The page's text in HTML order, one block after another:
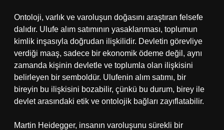
Ontoloji, varlık ve varoluşun doğasını araştıran felsefe
dalıdır. Ulufe alım satımının yasaklanması, toplumun
kimlik inşasıyla doğrudan ilişkilidir. Devletin görevliye
verdiği maaş, sadece bir ekonomik ödeme değil, aynı
zamanda kişinin devletle ve toplumla olan ilişkisini
belirleyen bir semboldür. Ulufenin alım satımı, bir
bireyin bu ilişkisini bozabilir, çünkü bu durum, birey ile
devlet arasındaki etik ve ontolojik bağları zayıflatabilir.
Martin Heidegger, insanın varoluşunu sürekli bir